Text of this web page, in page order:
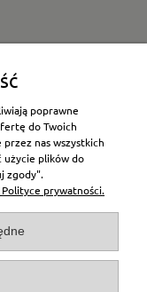
poprawne
do Twoich
nas wszystkich
użycie plików do
zgody".
prywatności.